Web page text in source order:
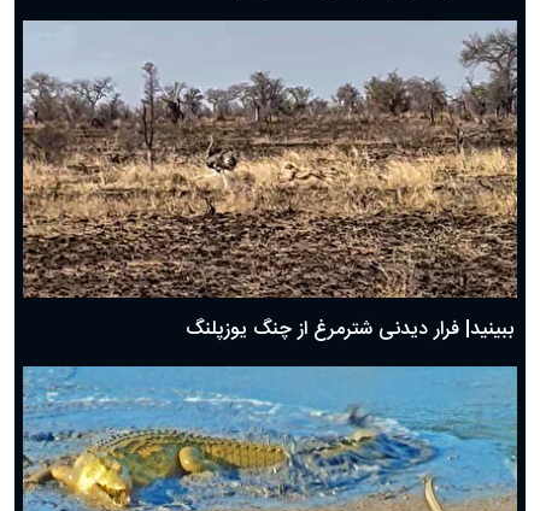
ببینید| فرار دیدنی شترمرغ از چنگ یوزپلنگ